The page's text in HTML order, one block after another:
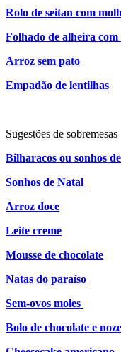
Rolo de seitan com
Folhado de alheira
Arroz sem pato
Empadão de lentilhas
Sugestões de sobremesas
Bilharacos ou sonhos
Sonhos de Natal
Arroz doce
Leite creme
Mousse de chocolate
Natas do paraíso
Sem-ovos moles
Bolo de chocolate e